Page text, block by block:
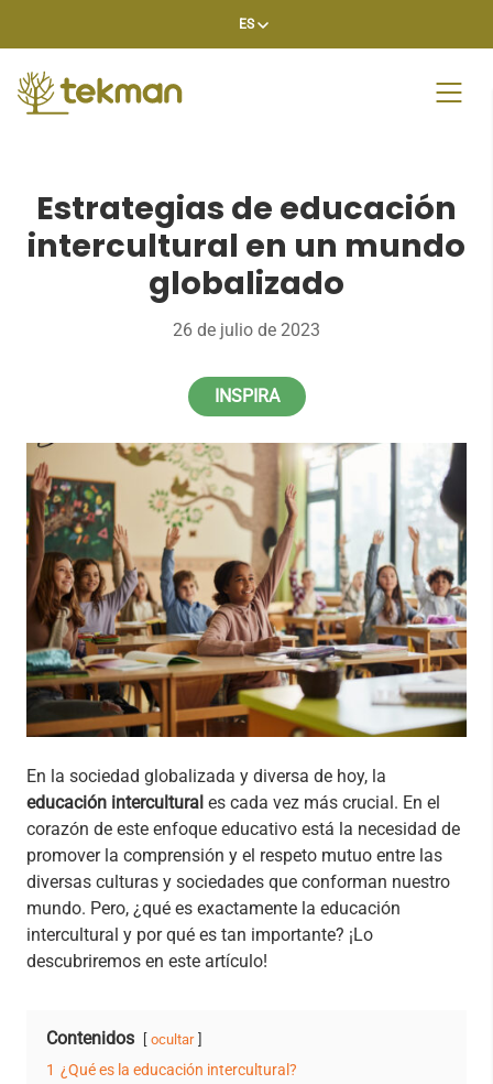
ES
Estrategias de educación
intercultural en un mundo
globalizado
26 de julio de 2023
INSPIRA
En la sociedad globalizada y diversa de hoy, la
educación intercultural es cada vez más crucial. En el
corazón de este enfoque educativo está la necesidad de
promover la comprensión y el respeto mutuo entre las
diversas culturas y sociedades que conforman nuestro
mundo. Pero, ¿qué es exactamente la educación
intercultural y por qué es tan importante? ¡Lo
descubriremos en este artículo!
Contenidos ocultar
1 ¿Qué es la educación intercultural?